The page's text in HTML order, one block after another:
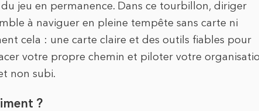
jeu en permanence. Dans ce tourbillon, diriger
à naviguer en pleine tempête sans carte ni
cela : une carte claire et des outils fiables pour
votre propre chemin et piloter votre
non subi.
?